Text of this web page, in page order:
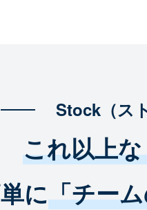
Stock（ス
これ以上
に「チー